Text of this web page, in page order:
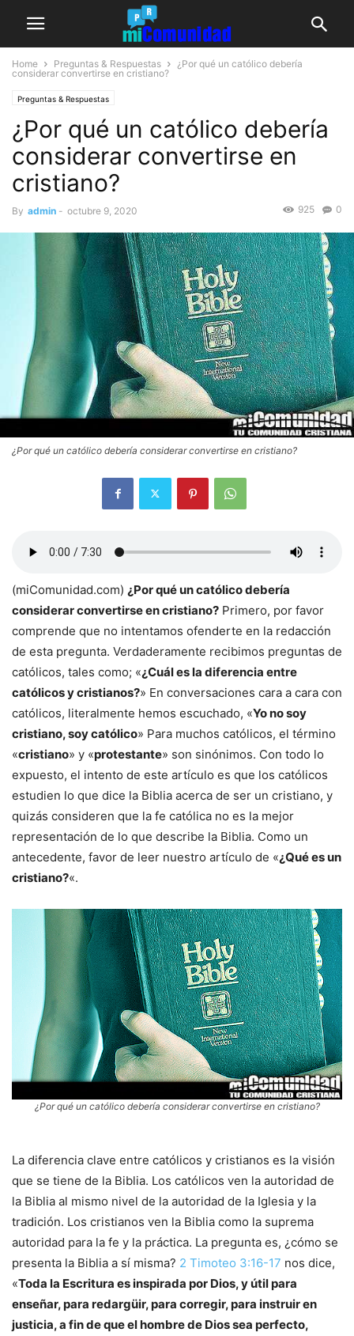
Home Preguntas & Respuestas
¿Por qué un católico debería
considerar convertirse en cristiano?
Preguntas & Respuestas
¿Por qué un católico debería
considerar convertirse en
cristiano?
By admin - octubre 9, 2020 0
925
¿Por qué un católico debería considerar convertirse en cristiano?
(miComunidad.com) ¿Por qué un católico debería
considerar convertirse en cristiano? Primero, por favor
comprende que no intentamos ofenderte en la redacción
de esta pregunta. Verdaderamente recibimos preguntas de
católicos, tales como; «¿Cuál es la diferencia entre
católicos y cristianos?» En conversaciones cara a cara con
católicos, literalmente hemos escuchado, «Yo no soy
cristiano, soy católico» Para muchos católicos, el término
«cristiano» y «protestante» son sinónimos. Con todo lo
expuesto, el intento de este artículo es que los católicos
estudien lo que dice la Biblia acerca de ser un cristiano, y
quizás consideren que la fe católica no es la mejor
representación de lo que describe la Biblia. Como un
antecedente, favor de leer nuestro artículo de «¿Qué es un
cristiano?«.
¿Por qué un católico debería considerar convertirse en cristiano?
La diferencia clave entre católicos y cristianos es la visión
que se tiene de la Biblia. Los católicos ven la autoridad de
la Biblia al mismo nivel de la autoridad de la Iglesia y la
tradición. Los cristianos ven la Biblia como la suprema
autoridad para la fe y la práctica. La pregunta es, ¿cómo se
presenta la Biblia a sí misma? 2 Timoteo 3:16-17 nos dice,
«Toda la Escritura es inspirada por Dios, y útil para
enseñar, para redargüir, para corregir, para instruir en
justicia, a fin de que el hombre de Dios sea perfecto,